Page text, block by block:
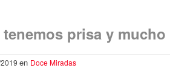
tenemos prisa y
en Doce Miradas